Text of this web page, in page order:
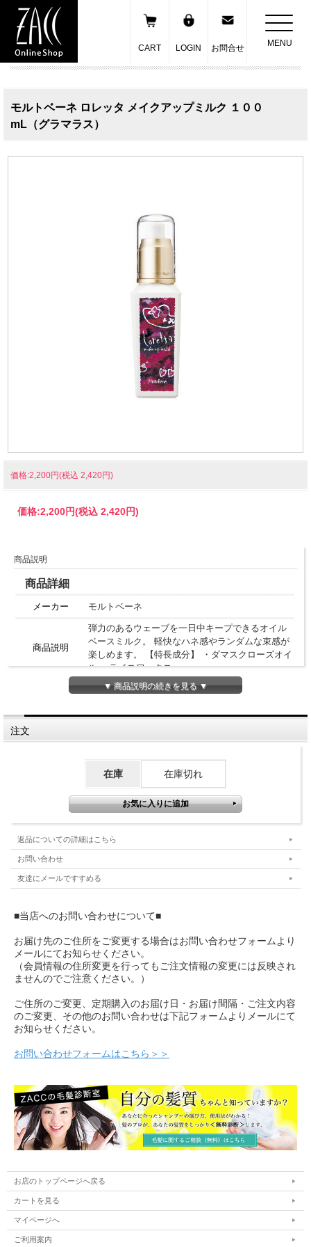
CART LOGIN お問合せ MENU
モルトベーネ ロレッタ メイクアップミルク １００
mL（グラマラス）
価格:2,200円(税込 2,420円)
価格:2,200円(税込 2,420円)
商品説明
商品詳細
メーカー モルトベーネ
商品説明
弾力のあるウェーブを一日中キープできるオイル
ベースミルク。 軽快なハネ感やランダムな束感が
楽しめます。 【特長成分】 ・ダマスクローズオイ
ル ・ライスワックス
製造国 日本
TWOS（トゥーズ）
▼ 商品説明の続きを見る ▼
注文
在庫 在庫切れ
返品についての詳細はこちら
お問い合わせ
友達にメールですすめる
■当店へのお問い合わせについて■
お届け先のご住所をご変更する場合はお問い合わせフォームより
メールにてお知らせください。
（会員情報の住所変更を行ってもご注文情報の変更には反映され
ませんのでご注意ください。）
ご住所のご変更、定期購入のお届け日・お届け間隔・ご注文内容
のご変更、その他のお問い合わせは下記フォームよりメールにて
お知らせください。
お問い合わせフォームはこちら＞＞
お店のトップページへ戻る
カートを見る
マイページへ
ご利用案内